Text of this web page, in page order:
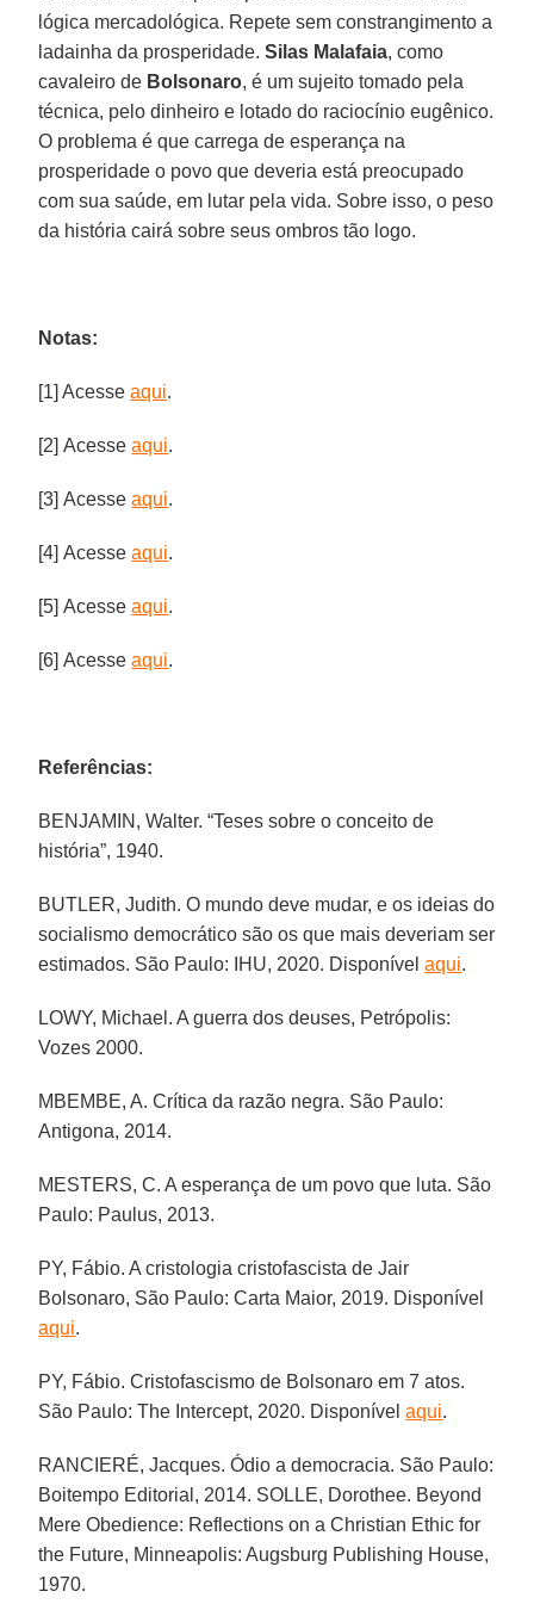
lógica mercadológica. Repete sem constrangimento a
ladainha da prosperidade.Silas Malafaia, como
cavaleiro de Bolsonaro, é um sujeito tomado pela
técnica, pelo dinheiro e lotado do raciocínio eugênico.
O problema é que carrega de esperança na
prosperidade o povo que deveria está preocupado
com sua saúde, em lutar pela vida. Sobre isso, o peso
da história cairá sobre seus ombros tão logo.
Notas:
[1] Acesseaqui.
[2] Acesseaqui.
[3] Acesseaqui.
[4] Acesseaqui.
[5] Acesseaqui.
[6] Acesseaqui.
Referências:
BENJAMIN, Walter. “Teses sobre o conceito de
história”, 1940.
BUTLER, Judith. O mundo deve mudar, e os ideias do
socialismo democrático são os que mais deveriam ser
estimados. São Paulo: IHU, 2020. Disponívelaqui.
LOWY, Michael. A guerra dos deuses, Petrópolis:
Vozes 2000.
MBEMBE, A. Crítica da razão negra. São Paulo:
Antigona, 2014.
MESTERS, C. A esperança de um povo que luta. São
Paulo: Paulus, 2013.
PY, Fábio. A cristologia cristofascista de Jair
Bolsonaro, São Paulo: Carta Maior, 2019. Disponível
aqui.
PY, Fábio. Cristofascismo de Bolsonaro em 7 atos.
São Paulo: The Intercept, 2020. Disponívelaqui.
RANCIERÉ, Jacques. Ódio a democracia. São Paulo:
Boitempo Editorial, 2014. SOLLE, Dorothee. Beyond
Mere Obedience: Reflections on a Christian Ethic for
the Future, Minneapolis: Augsburg Publishing House,
1970.